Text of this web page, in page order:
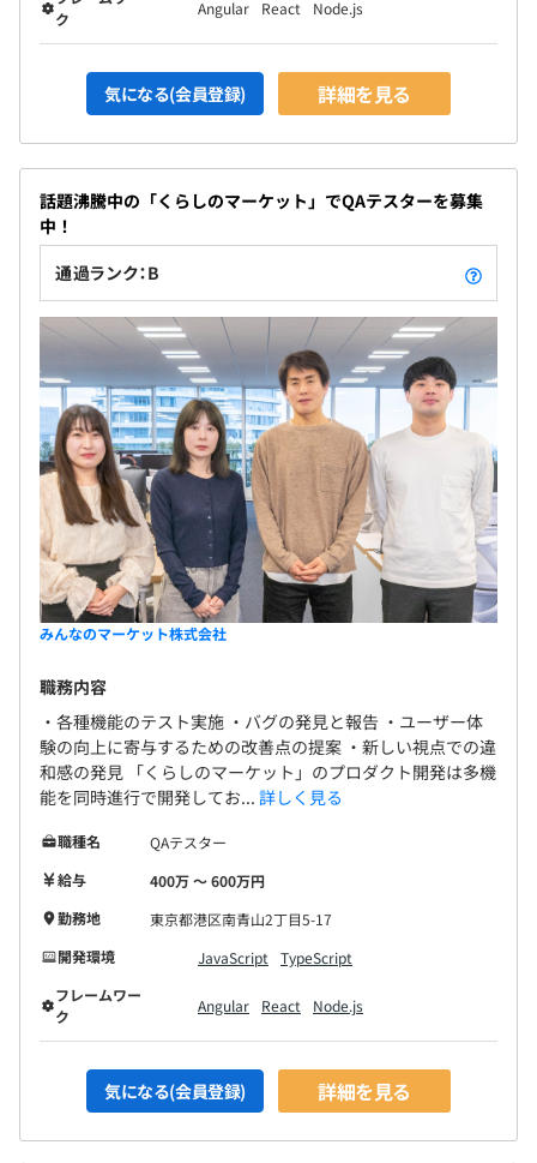
ク
Angular React Node.js
気になる(会員登録) 詳細を見る
話題沸騰中の「くらしのマーケット」でQAテスターを募集
中！
通過ランク：B
みんなのマーケット株式会社
職務内容
・各種機能のテスト実施 ・バグの発見と報告 ・ユーザー体
験の向上に寄与するための改善点の提案 ・新しい視点での違
和感の発見 「くらしのマーケット」のプロダクト開発は多機
能を同時進行で開発してお... 詳しく見る
職種名
QAテスター
給与
400万 〜 600万円
勤務地
東京都港区南青山2丁目5-17
開発環境
JavaScript
TypeScript
フレームワー
ク
Angular React Node.js
気になる(会員登録) 詳細を見る